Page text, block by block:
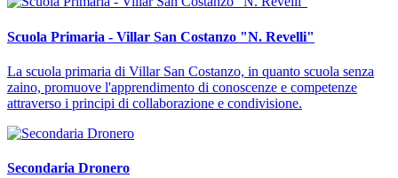
Scuola Primaria - Villar San Costanzo "N. Revelli"
La scuola primaria di Villar San Costanzo, in quanto scuola senza
zaino, promuove l'apprendimento di conoscenze e competenze
attraverso i principi di collaborazione e condivisione.
Secondaria Dronero